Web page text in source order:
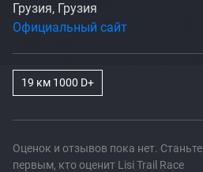
Оценок и отзывов пока нет. Станьте
первым, кто оценит Lisi Trail Race
Грузия, Грузия
Официальный сайт
19 км 1000 D+